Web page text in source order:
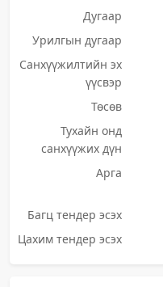
Дугаар
Урилгын дугаар
Санхүүжилтийн эх
үүсвэр
Төсөв
Тухайн онд
санхүүжих дүн
Арга
Багц тендер эсэх
Цахим тендер эсэх